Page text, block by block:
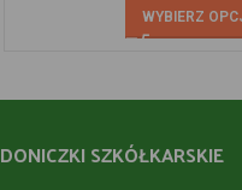
WYBIERZ
DONICZKI SZKÓŁKARSKIE